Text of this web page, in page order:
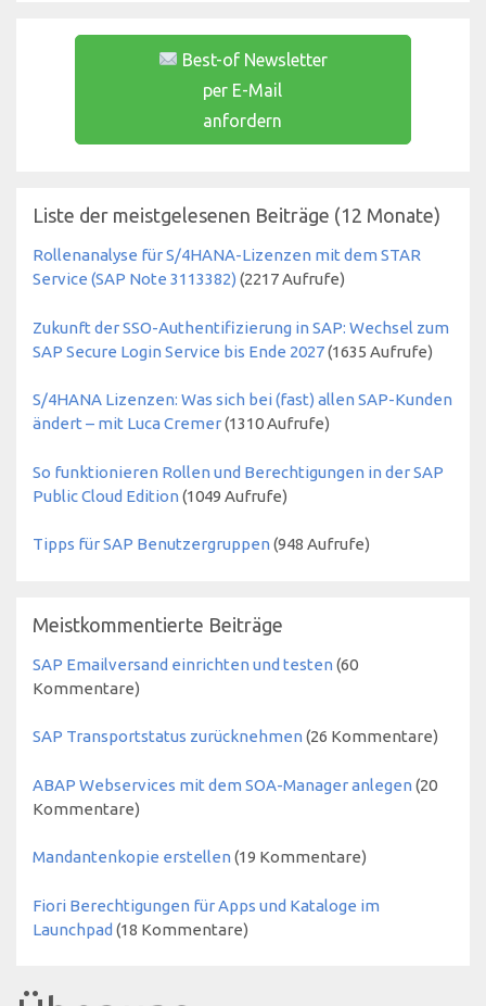
Best-of Newsletter
per E-Mail
anfordern
Liste der meistgelesenen Beiträge (12 Monate)
Rollenanalyse für S/4HANA-Lizenzen mit dem STAR
Service (SAP Note 3113382) (2217Aufrufe)
Zukunft der SSO-Authentifizierung in SAP: Wechsel zum
SAP Secure Login Service bis Ende 2027(1635 Aufrufe)
S/4HANA Lizenzen: Was sich bei (fast) allen SAP-Kunden
ändert – mit Luca Cremer(1310Aufrufe)
So funktionieren Rollen und Berechtigungen in der SAP
Public Cloud Edition (1049 Aufrufe)
Tipps für SAP Benutzergruppen (948 Aufrufe)
Meistkommentierte Beiträge
SAP Emailversand einrichten und testen (60
Kommentare)
SAP Transportstatus zurücknehmen (26 Kommentare)
ABAP Webservices mit dem SOA-Manager anlegen (20
Kommentare)
Mandantenkopie erstellen (19 Kommentare)
Fiori Berechtigungen für Apps und Kataloge im
Launchpad (18 Kommentare)